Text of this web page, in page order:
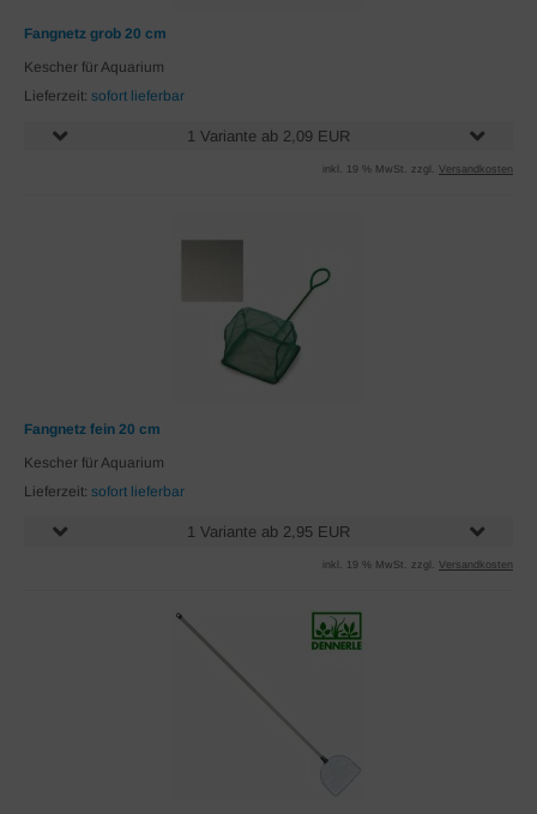
Fangnetz grob 20 cm
Kescher für Aquarium
Lieferzeit: sofort lieferbar
1 Variante ab 2,09 EUR
inkl. 19 % MwSt. zzgl. Versandkosten
Fangnetz fein 20 cm
Kescher für Aquarium
Lieferzeit: sofort lieferbar
1 Variante ab 2,95 EUR
inkl. 19 % MwSt. zzgl. Versandkosten